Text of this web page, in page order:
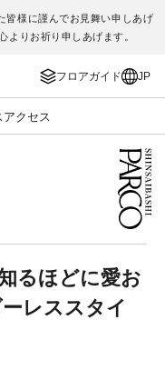
皆様に謹んでお見舞い申しあげ
よりお祈り申しあげます。
フロアガイド JP
アクセス
るほどに愛お
レススタイ